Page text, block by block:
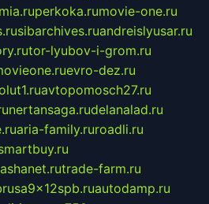
perkoka.rumovie-one.ru
sibarchives.ruandreislyusar.ru
tor-lyubov-i-grom.ru
evro-dez.ru
avtopomosch27.ru
nertansaga.rudelanalad.ru
aria-family.ruroadli.ru
ashanet.rutrade-farm.ru
autodamp.ru